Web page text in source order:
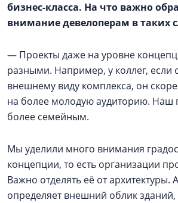
бизнес-класса. На что важно
внимание девелоперам в таких
— Проекты даже на уровне
разными. Например, у коллег, если
внешнему виду комплекса, он
на более молодую аудиторию. Наш
более семейным.
Мы уделили много внимания
концепции, то есть организации
Важно отделять её от архитектуры.
определяет внешний облик зданий,